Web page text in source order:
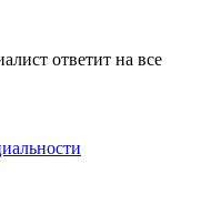
ответит на все